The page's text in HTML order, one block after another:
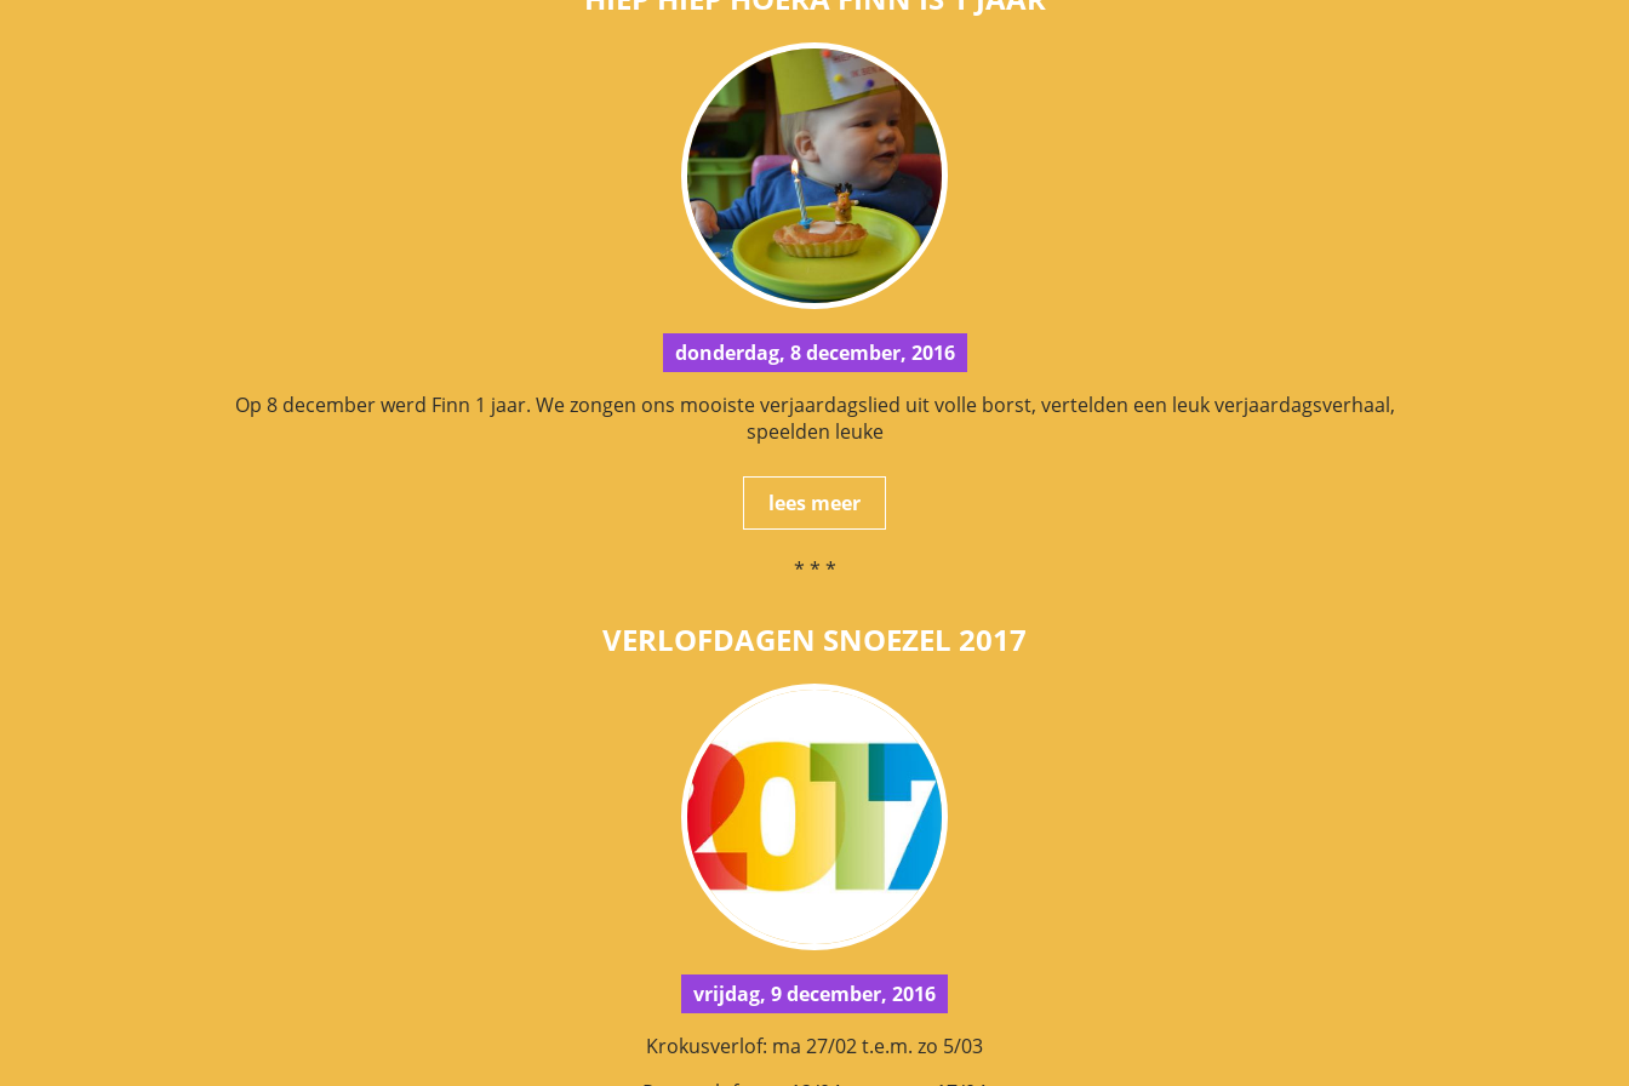
donderdag, 8 december, 2016
Op 8 december werd Finn 1 jaar. We zongen ons mooiste verjaardagslied uit volle borst, vertelden een leuk verjaardagsverhaal,
speelden leuke
lees meer
* * *
VERLOFDAGEN SNOEZEL 2017
vrijdag, 9 december, 2016
Krokusverlof: ma 27/02 t.e.m. zo 5/03